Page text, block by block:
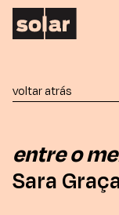
voltar atrás
entre o
Sara